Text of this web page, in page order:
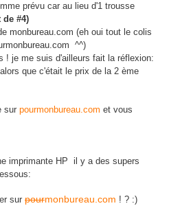
prévu car au lieu d'1 trousse
de #4)
monbureau.com (eh oui tout le colis
^^)
! je me suis d'ailleurs fait la réflexion:
que c'était le prix de la 2 ème
sur pourmonbureau.com et vous
imprimante HP il y a des supers
sur pourmonbureau.com ! ? :)